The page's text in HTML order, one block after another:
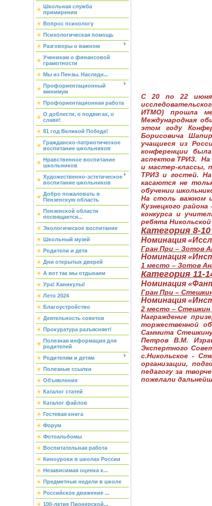
Школьная служба
примирения
Вопрос психологу
Психологическая помощь
Разговоры о важном
Ученикам о финансовой
грамотности
Мы из Пензы. Наследн...
Профориентационный
минимум
Профориентационная работа
О доблести, о подвигах, о
славе!
81 год Великой Победе!
Гражданско-патриотическое
воспитание школьников
Нравственное воспитание
школьников
Художественно-эстетическое
воспитание школьников
Добро пожаловать в
Пензенскую область
Пензенской области
посвящается...
Экологическое воспитание
Школьный музей
Родители и дети
Дни открытых дверей
А вот так мы отдыхаем
Ура! Каникулы!
Лето 2024
Благоустройство
Деятельность советов
Прокуратура разъясняет!
Полезная информация для
родителей
Родителям и детям
Полезные ссылки
Объявления
Каталог статей
Каталог файлов
Гостевая книга
Форум
Фотоальбомы
Воспитательная работа
Киноуроки в школах России
Независимая оценка к...
Предметные недели в школе
Российское движение ...
100-летие Пионерской...
С 20 по 22 июня
ИТМО) прошла
Международная
этом году
Борисовича
учащиеся из
конференции
аспектов ТРИЗ.
и мастер-классы,
ТРИЗ и гостей.
касаются не
обучении
На столь важном
Кузнецкого
конкурса и
ребята
Категория 8-
Номинация
Гран При – Зотов
Номинация
1 место – Зотов
Категория 11-
Номинация
Гран При –
Номинация
2 место – Стешкин
Награждение
торжественной
Саммита
Петров В.М.
Экспертного
с.Никольское -
организации,
педагогу за
пожелали